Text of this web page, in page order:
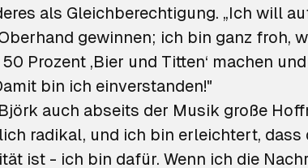
als Gleichberechtigung. „Ich will
gewinnen; ich bin ganz froh,
Prozent ‚Bier und Titten‘ machen
bin ich einverstanden!"
auch abseits der Musik große
radikal, und ich bin erleichtert, dass
ist - ich bin dafür. Wenn ich die